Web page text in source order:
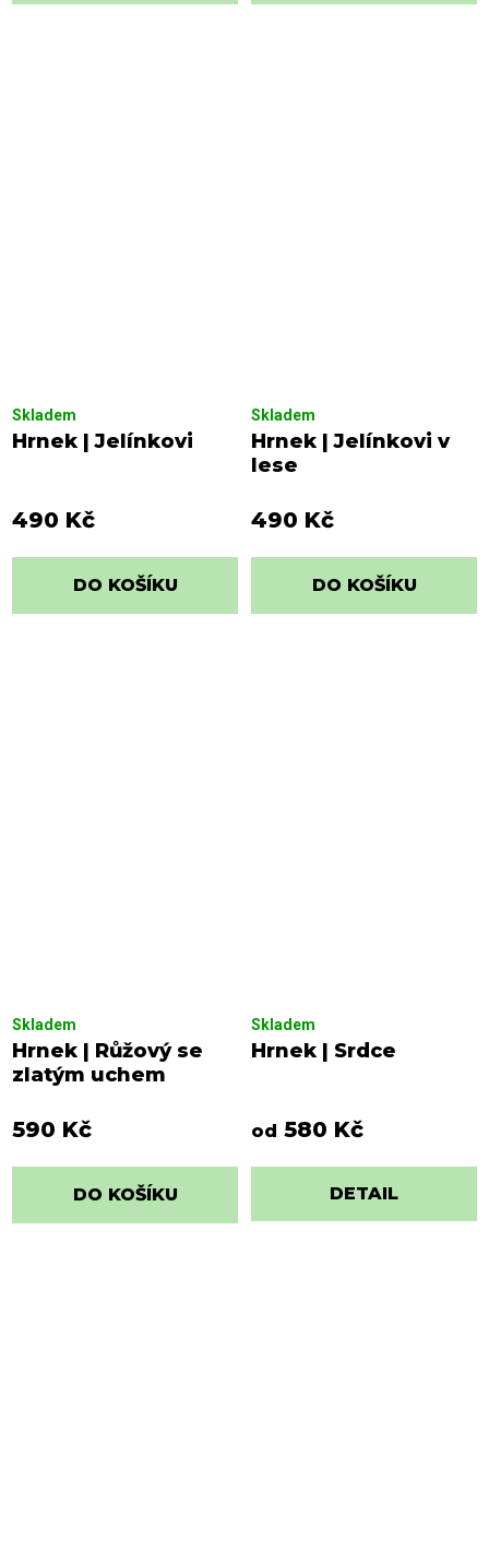
Hrnek | Jelínkovi
Skladem
490 Kč
DO KOŠÍKU
Hrnek | Jelínkovi v
lese
Skladem
490 Kč
DO KOŠÍKU
Hrnek | Růžový se
zlatým uchem
Skladem
590 Kč
DO KOŠÍKU
Hrnek | Srdce
Skladem
od 580 Kč
DETAIL